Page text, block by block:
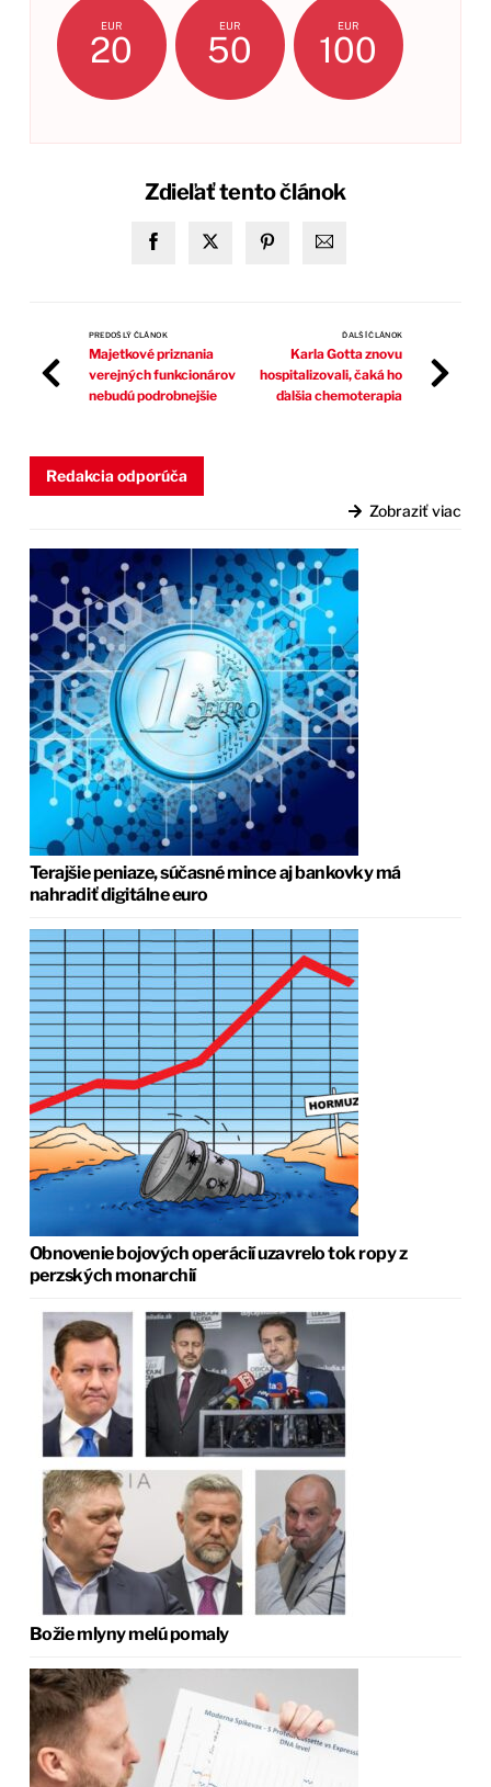
EUR
20
EUR
50
EUR
100
Zdieľať tento článok
PREDOŠLÝ ČLÁNOK
Majetkové priznania
verejných funkcionárov
nebudú podrobnejšie
ĎALŠÍ ČLÁNOK
Karla Gotta znovu
hospitalizovali, čaká ho
ďalšia chemoterapia
Redakcia odporúča
Zobraziť viac
Terajšie peniaze, súčasné mince aj bankovky má
nahradiť digitálne euro
Obnovenie bojových operácií uzavrelo tok ropy z
perzských monarchií
Božie mlyny melú pomaly